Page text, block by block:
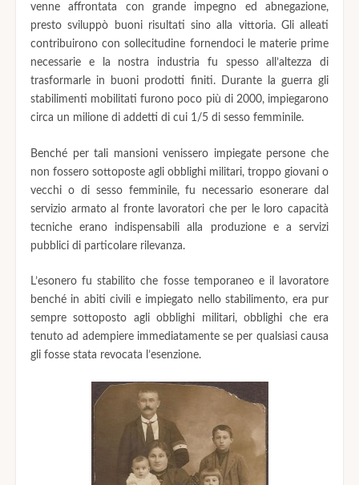
venne affrontata con grande impegno ed abnegazione,
presto sviluppò buoni risultati sino alla vittoria. Gli alleati
contribuirono con sollecitudine fornendoci le materie prime
necessarie e la nostra industria fu spesso all’altezza di
trasformarle in buoni prodotti finiti. Durante la guerra gli
stabilimenti mobilitati furono poco più di 2000, impiegarono
circa un milione di addetti di cui 1/5 di sesso femminile.
Benché per tali mansioni venissero impiegate persone che
non fossero sottoposte agli obblighi militari, troppo giovani o
vecchi o di sesso femminile, fu necessario esonerare dal
servizio armato al fronte lavoratori che per le loro capacità
tecniche erano indispensabili alla produzione e a servizi
pubblici di particolare rilevanza.
L’esonero fu stabilito che fosse temporaneo e il lavoratore
benché in abiti civili e impiegato nello stabilimento, era pur
sempre sottoposto agli obblighi militari, obblighi che era
tenuto ad adempiere immediatamente se per qualsiasi causa
gli fosse stata revocata l’esenzione.